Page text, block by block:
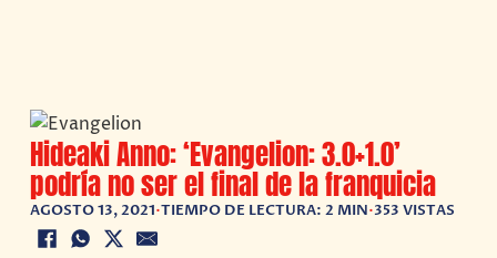
Hideaki Anno: ‘Evangelion: 3.0+1.0’
podría no ser el final de la franquicia
AGOSTO 13, 2021•TIEMPO DE LECTURA: 2 MIN•353 VISTAS